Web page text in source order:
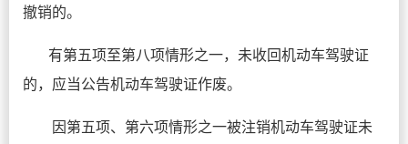
撤销的。
有第五项至第八项情形之一，未收回机动车驾驶证
的，应当公告机动车驾驶证作废。
因第五项、第六项情形之一被注销机动车驾驶证未